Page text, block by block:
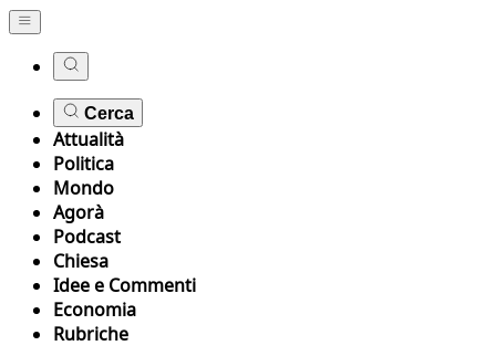
Cerca
Attualità
Politica
Mondo
Agorà
Podcast
Chiesa
Idee e Commenti
Economia
Rubriche